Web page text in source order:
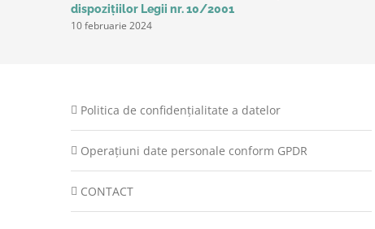
dispozițiilor Legii nr. 10/2001
10 februarie 2024
Politica de confidențialitate a datelor
Operațiuni date personale conform GPDR
CONTACT